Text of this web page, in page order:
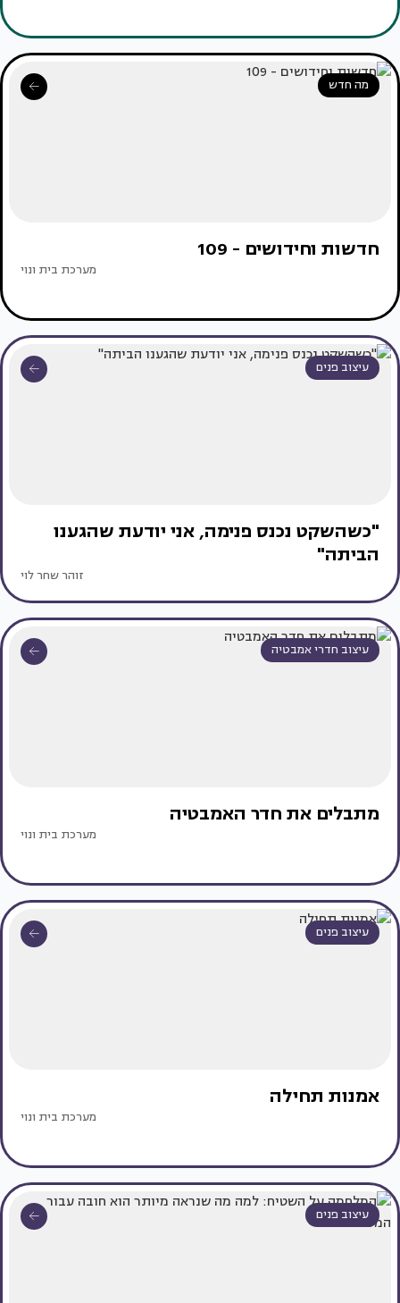
מה חדש
חדשות וחידושים - 109
מערכת בית ונוי
עיצוב פנים
"כשהשקט נכנס פנימה, אני יודעת שהגענו
הביתה"
זוהר שחר לוי
עיצוב חדרי אמבטיה
מתבלים את חדר האמבטיה
מערכת בית ונוי
עיצוב פנים
אמנות תחילה
מערכת בית ונוי
עיצוב פנים